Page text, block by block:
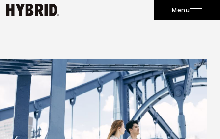
Menu